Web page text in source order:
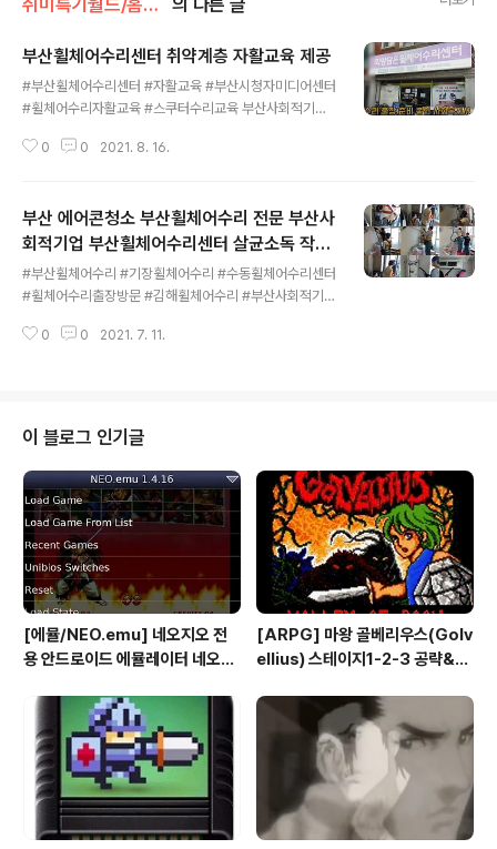
취미특기월드/홈페이지제작 의 다른 글
부산휠체어수리센터 취약계층 자활교육 제공
#부산휠체어수리센터 #자활교육 #부산시청자미디어센터
#휠체어수리자활교육 #스쿠터수리교육 부산사회적기업
에서도 사회복지사는 뭐든 만능인 고충과 사회적 책임감
007 부산사회적기업 부산휠체어수리센터 취약계층 자활
교육 실시 사회복지사는 뭐든 만능인 #부산휠체어수리센
터 #자활교육 #부산시청자미디어센터 #휠체어수리자활
교육 #스쿠터수리교육 부산시민의 ... blog.naver.com
0 0 2021. 8. 16.
부산 에어콘청소 부산휠체어수리 전문 부산사
회적기업 부산휠체어수리센터 살균소독 작업
으로 코로나 예방
#부산휠체어수리 #기장휠체어수리 #수동휠체어수리센터
#휠체어수리출장방문 #김해휠체어수리 #부산사회적기업
어수리 스쿠터수리 자활교육 냉방기청소 에어콘청소 선풍
에어콘 청소라도 고객만족을 위해 최상의 기술로 서비스
해드립니다 코로나 방역 대응지침에 철저히 준수하며 반드
시 살균 소독으로 마무리 합니다 부산 김해 양산 경남등 부
산외 지역에도 출장합니다 휠체어 스쿠터 에어콘청소 관련
된 모든 문제는 고민없이 사회적기업 부산휠체어센터에 의
뢰해주세요 구글 다음 네이버 부산휠체어수리 인터넷 검색
하세요 http..
0 0 2021. 7. 11.
이 블로그 인기글
[에뮬/NEO.emu] 네오지오 전
용 안드로이드 에뮬레이터 네오지
폰 테이크HD Android Emul G
ame)
[ARPG] 마왕 골베리우스(Golv
ellius) 스테이지1-2-3 공략&맵